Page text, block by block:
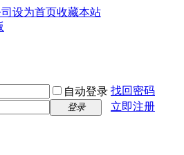
设为首页收藏本站
自动登录 找回密码
登录
立即注册